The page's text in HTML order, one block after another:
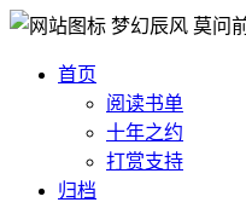
梦幻辰风 莫问
首页
阅读书单
十年之约
打赏支持
归档